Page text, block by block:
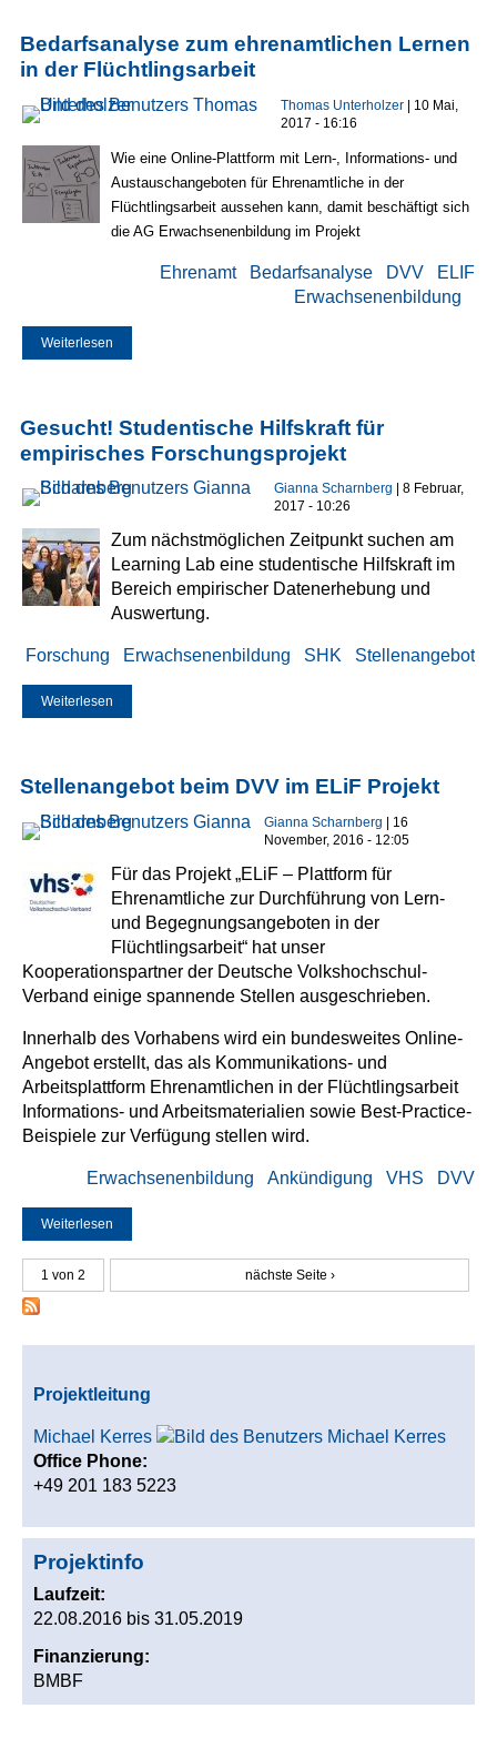
Bedarfsanalyse zum ehrenamtlichen Lernen
in der Flüchtlingsarbeit
Thomas Unterholzer | 10 Mai,
2017 - 16:16
Wie eine Online-Plattform mit Lern-, Informations- und
Austauschangeboten für Ehrenamtliche in der
Flüchtlingsarbeit aussehen kann, damit beschäftigt sich
die AG Erwachsenenbildung im Projekt
ELIF
DVV
Bedarfsanalyse
Ehrenamt
Erwachsenenbildung
Weiterlesen
Gesucht! Studentische Hilfskraft für
empirisches Forschungsprojekt
Gianna Scharnberg | 8 Februar,
2017 - 10:26
Zum nächstmöglichen Zeitpunkt suchen am
Learning Lab eine studentische Hilfskraft im
Bereich empirischer Datenerhebung und
Auswertung.
Stellenangebot
SHK
Erwachsenenbildung
Forschung
Weiterlesen
Forschungsprojekt
Stellenangebot beim DVV im ELiF Projekt
Gianna Scharnberg
| 16
November, 2016 - 12:05
Für das Projekt „ELiF – Plattform für
Ehrenamtliche zur Durchführung von Lern-
und Begegnungsangeboten in der
Flüchtlingsarbeit“ hat unser
Kooperationspartner der Deutsche Volkshochschul-
Verband einige spannende Stellen ausgeschrieben.
Innerhalb des Vorhabens wird ein bundesweites Online-
Angebot erstellt, das als Kommunikations- und
Arbeitsplattform Ehrenamtlichen in der Flüchtlingsarbeit
Informations- und Arbeitsmaterialien sowie Best-Practice-
Beispiele zur Verfügung stellen wird.
DVV
VHS
Ankündigung
Erwachsenenbildung
Weiterlesen
1 von 2 nächste Seite ›
Projektleitung
Michael Kerres
Office Phone:
+49 201 183 5223
Projektinfo
Laufzeit:
22.08.2016 bis 31.05.2019
Finanzierung:
BMBF